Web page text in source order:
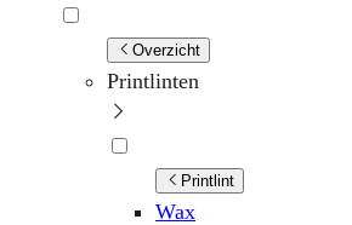
Overzicht
Printlinten
Printlint
Wax